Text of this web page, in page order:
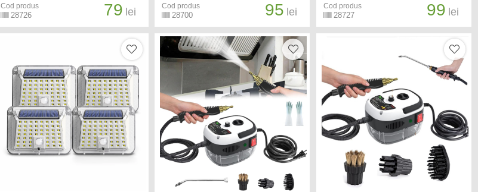
Cod produs
28726 79 lei Cod produs
28700 95 lei Cod produs
28727 99 lei